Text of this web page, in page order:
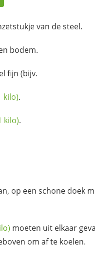
van de steel.
bodem.
fijn (bijv.
kilo).
kilo).
op een schone doek
moeten uit elkaar
om af te koelen.